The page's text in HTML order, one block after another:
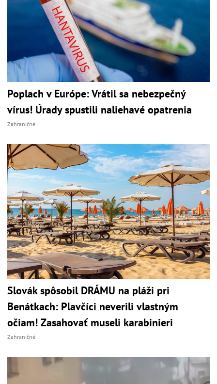
Poplach v Európe: Vrátil sa nebezpečný
vírus! Úrady spustili naliehavé opatrenia
Zahraničné
Slovák spôsobil DRÁMU na pláži pri
Benátkach: Plavčíci neverili vlastným
očiam! Zasahovať museli karabinieri
Zahraničné